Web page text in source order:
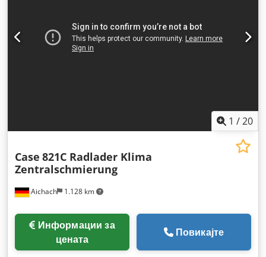
1 /20
Aichach 1.128 km
Case 821C Radlader Klima
Zentralschmierung
цената
Повикајте